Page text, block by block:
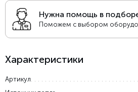
Нужна помощь в
Поможем с выбором
Характеристики
Артикул